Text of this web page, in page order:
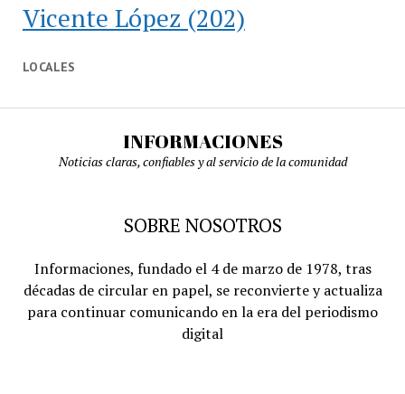
Vicente López (202)
LOCALES
INFORMACIONES
Noticias claras, confiables y al servicio de la comunidad
SOBRE NOSOTROS
Informaciones, fundado el 4 de marzo de 1978, tras
décadas de circular en papel, se reconvierte y actualiza
para continuar comunicando en la era del periodismo
digital